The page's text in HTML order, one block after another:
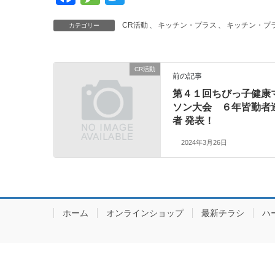
a
c
o
k
e
ss
e
tt
カテゴリー CR活動 キッチン・プラス キッチン・プ
CR活動
前の記事
第４１回ちびっ子健康
ソン大会 ６年皆勤者
者 発表！
2024年3月26日
ホーム オンラインショップ 最新チラシ ハ